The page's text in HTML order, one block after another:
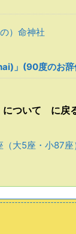
）命神社
」(90度のお辞
について に
大5座・小87座